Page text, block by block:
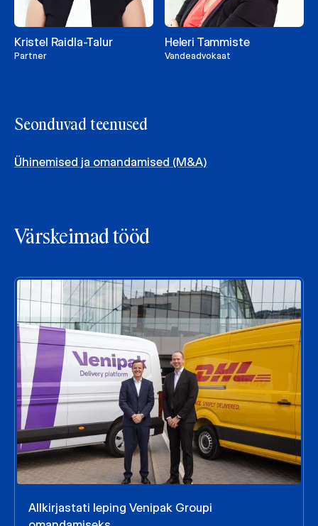
Kristel Raidla-Talur
Partner
Heleri Tammiste
Vandeadvokaat
Seonduvad teenused
Ühinemised ja omandamised (M&A)
Värskeimad tööd
Allkirjastati leping Venipak Groupi